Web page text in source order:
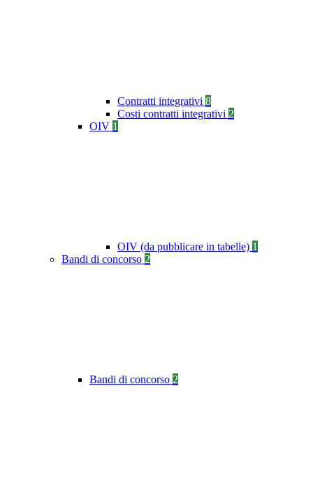
Contratti integrativi 8
Costi contratti integrativi 2
OIV 1
OIV (da pubblicare in tabelle) 1
Bandi di concorso 2
Bandi di concorso 2